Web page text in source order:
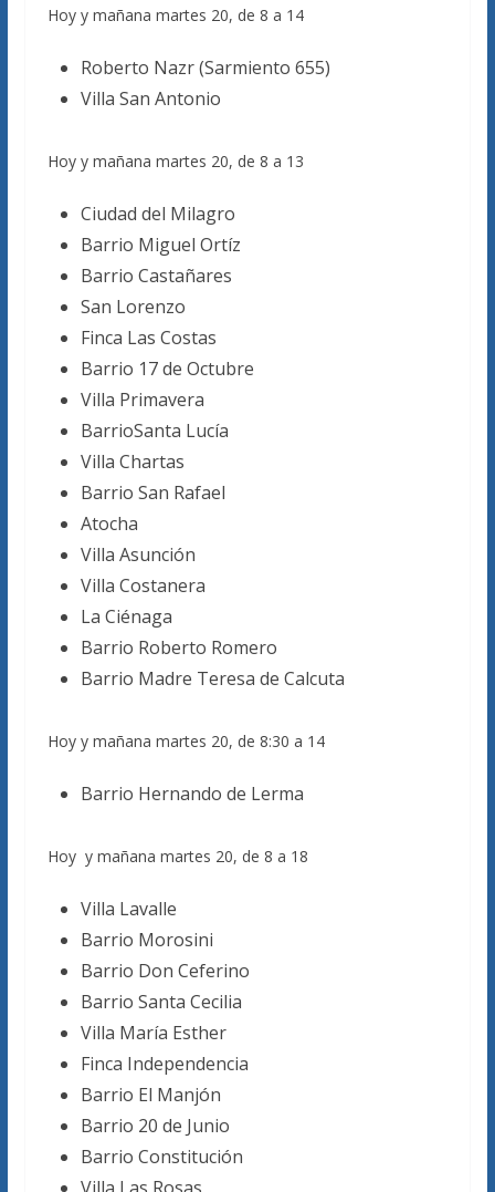
Hoy y mañana martes 20, de 8 a 14
Roberto Nazr (Sarmiento 655)
Villa San Antonio
Hoy y mañana martes 20, de 8 a 13
Ciudad del Milagro
Barrio Miguel Ortíz
Barrio Castañares
San Lorenzo
Finca Las Costas
Barrio 17 de Octubre
Villa Primavera
BarrioSanta Lucía
Villa Chartas
Barrio San Rafael
Atocha
Villa Asunción
Villa Costanera
La Ciénaga
Barrio Roberto Romero
Barrio Madre Teresa de Calcuta
Hoy y mañana martes 20, de 8:30 a 14
Barrio Hernando de Lerma
Hoy y mañana martes 20, de 8 a 18
Villa Lavalle
Barrio Morosini
Barrio Don Ceferino
Barrio Santa Cecilia
Villa María Esther
Finca Independencia
Barrio El Manjón
Barrio 20 de Junio
Barrio Constitución